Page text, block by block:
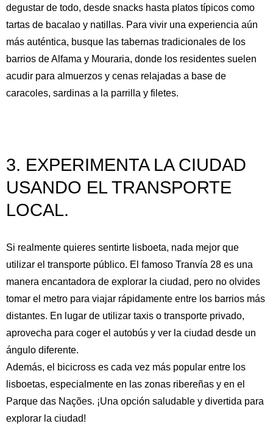
degustar de todo, desde snacks hasta platos típicos como
tartas de bacalao y natillas. Para vivir una experiencia aún
más auténtica, busque las tabernas tradicionales de los
barrios de Alfama y Mouraria, donde los residentes suelen
acudir para almuerzos y cenas relajadas a base de
caracoles, sardinas a la parrilla y filetes.
3. EXPERIMENTA LA CIUDAD
USANDO EL TRANSPORTE
LOCAL.
Si realmente quieres sentirte lisboeta, nada mejor que
utilizar el transporte público. El famoso Tranvía 28 es una
manera encantadora de explorar la ciudad, pero no olvides
tomar el metro para viajar rápidamente entre los barrios más
distantes. En lugar de utilizar taxis o transporte privado,
aprovecha para coger el autobús y ver la ciudad desde un
ángulo diferente.
Además, el bicicross es cada vez más popular entre los
lisboetas, especialmente en las zonas ribereñas y en el
Parque das Nações. ¡Una opción saludable y divertida para
explorar la ciudad!